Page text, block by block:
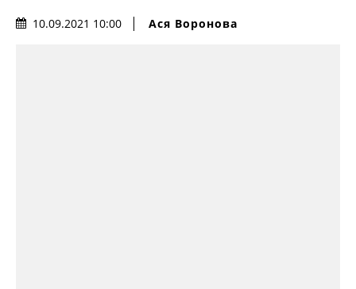
10.09.2021 10:00 Ася Воронова